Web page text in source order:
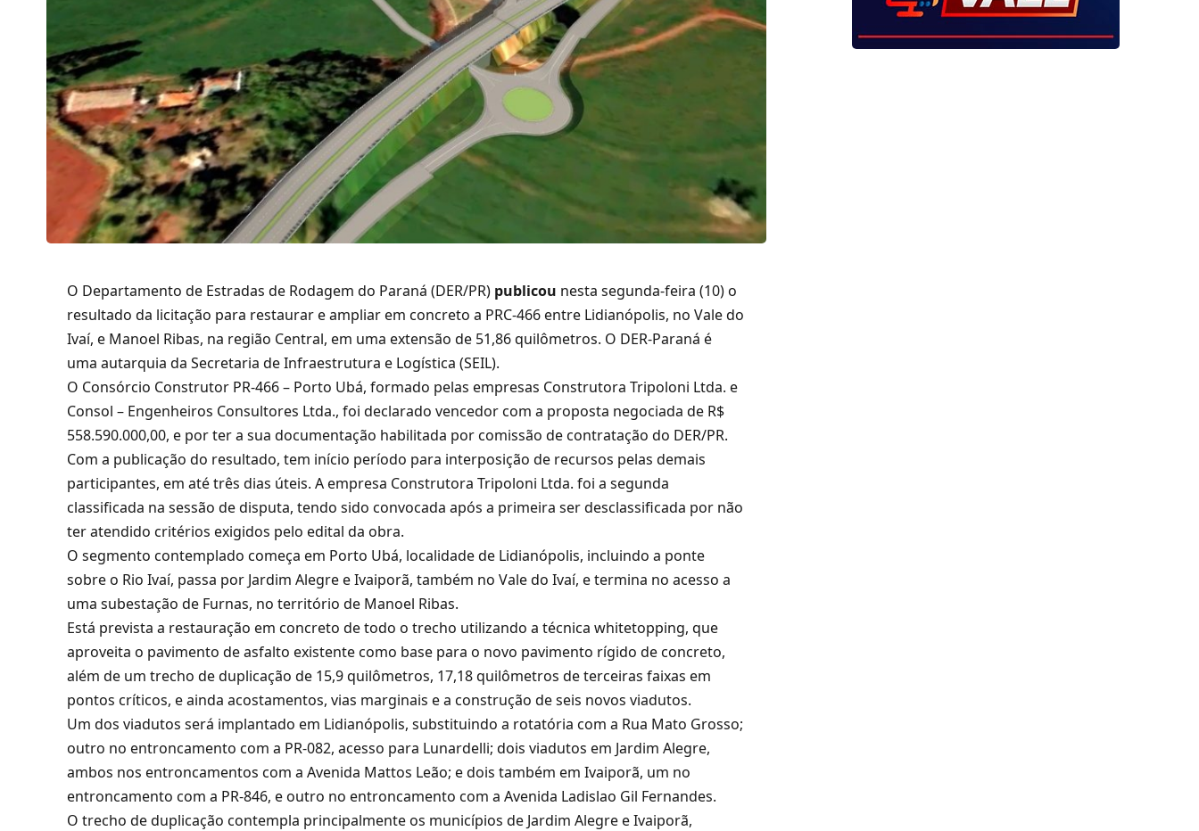
O Departamento de Estradas de Rodagem do Paraná (DER/PR) publicou nesta segunda-feira (10) o
resultado da licitação para restaurar e ampliar em concreto a PRC-466 entre Lidianópolis, no Vale do
Ivaí, e Manoel Ribas, na região Central, em uma extensão de 51,86 quilômetros. O DER-Paraná é
uma autarquia da Secretaria de Infraestrutura e Logística (SEIL).
O Consórcio Construtor PR-466 – Porto Ubá, formado pelas empresas Construtora Tripoloni Ltda. e
Consol – Engenheiros Consultores Ltda., foi declarado vencedor com a proposta negociada de R$
558.590.000,00, e por ter a sua documentação habilitada por comissão de contratação do DER/PR.
Com a publicação do resultado, tem início período para interposição de recursos pelas demais
participantes, em até três dias úteis. A empresa Construtora Tripoloni Ltda. foi a segunda
classificada na sessão de disputa, tendo sido convocada após a primeira ser desclassificada por não
ter atendido critérios exigidos pelo edital da obra.
O segmento contemplado começa em Porto Ubá, localidade de Lidianópolis, incluindo a ponte
sobre o Rio Ivaí, passa por Jardim Alegre e Ivaiporã, também no Vale do Ivaí, e termina no acesso a
uma subestação de Furnas, no território de Manoel Ribas.
Está prevista a restauração em concreto de todo o trecho utilizando a técnica whitetopping, que
aproveita o pavimento de asfalto existente como base para o novo pavimento rígido de concreto,
além de um trecho de duplicação de 15,9 quilômetros, 17,18 quilômetros de terceiras faixas em
pontos críticos, e ainda acostamentos, vias marginais e a construção de seis novos viadutos.
Um dos viadutos será implantado em Lidianópolis, substituindo a rotatória com a Rua Mato Grosso;
outro no entroncamento com a PR-082, acesso para Lunardelli; dois viadutos em Jardim Alegre,
ambos nos entroncamentos com a Avenida Mattos Leão; e dois também em Ivaiporã, um no
entroncamento com a PR-846, e outro no entroncamento com a Avenida Ladislao Gil Fernandes.
O trecho de duplicação contempla principalmente os municípios de Jardim Alegre e Ivaiporã,